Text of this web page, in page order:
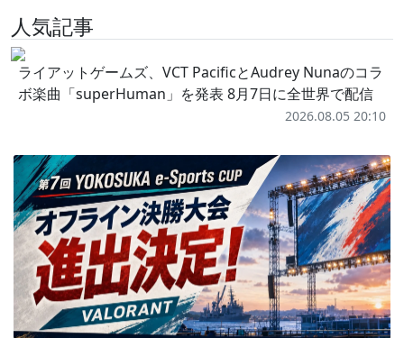
人気記事
ライアットゲームズ、VCT PacificとAudrey Nunaのコラ
ボ楽曲「superHuman」を発表 8月7日に全世界で配信
2026.08.05 20:10